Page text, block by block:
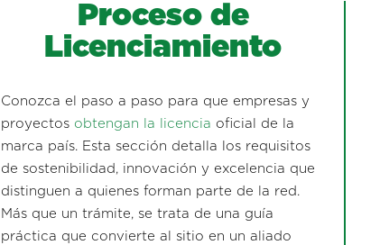
Proceso de
Licenciamiento
Conozca el paso a paso para que empresas y
proyectos obtengan la licencia oficial de la
marca país. Esta sección detalla los requisitos
de sostenibilidad, innovación y excelencia que
distinguen a quienes forman parte de la red.
Más que un trámite, se trata de una guía
práctica que convierte al sitio en un aliado